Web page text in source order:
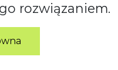
rozwiązaniem.